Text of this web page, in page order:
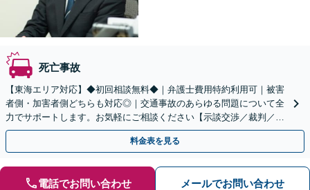
死亡事故
【東海エリア対応】◆初回相談無料◆｜弁護士費用特約利用可｜被害
者側・加害者側どちらも対応◎｜交通事故のあらゆる問題について全
力でサポートします。お気軽にご相談ください【示談交渉／裁判／被
害者請求／後遺障害等級】
料金表を見る
電話でお問い合わせ メールでお問い合わせ